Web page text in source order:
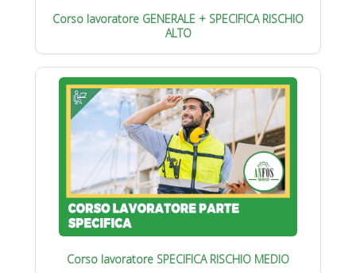
Corso lavoratore GENERALE + SPECIFICA RISCHIO
ALTO
Corso lavoratore SPECIFICA RISCHIO MEDIO